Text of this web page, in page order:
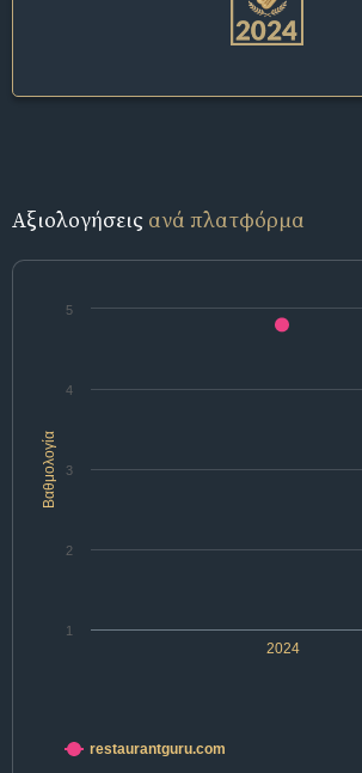
Αξιολογήσεις ανά πλατφόρμα
Βαθμολογία
2024
1
2
3
4
5
restaurantguru.com